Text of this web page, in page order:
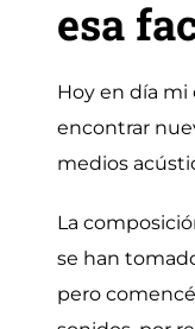
esa
Hoy en día mi
encontrar
medios
La
se han
pero